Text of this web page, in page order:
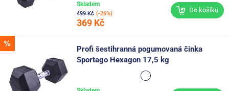
499 Kč (-26%)
369 Kč
Skladem
Do košíku
Profi šestihranná pogumovaná činka
Sportago Hexagon 17,5 kg